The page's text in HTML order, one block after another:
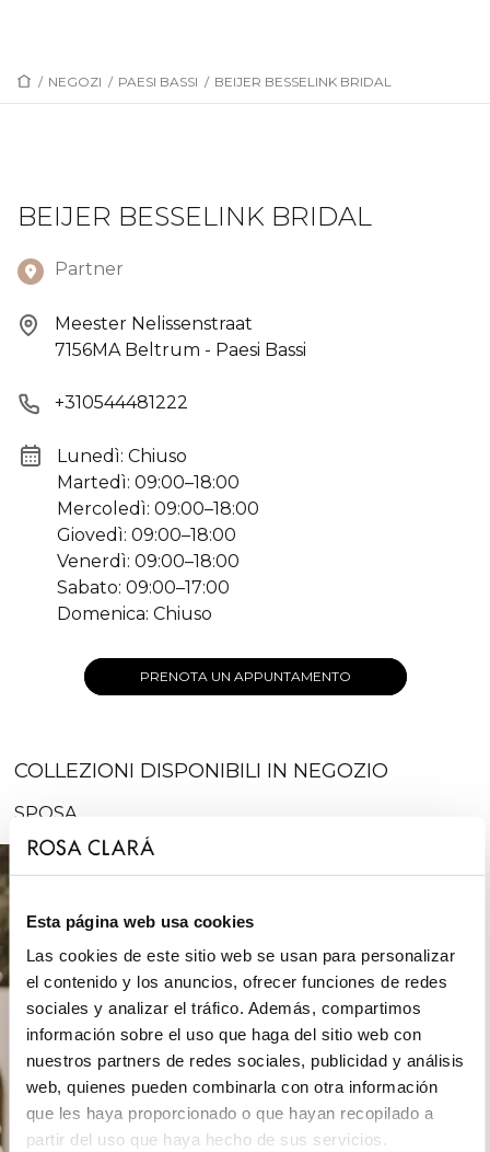
Esta página web usa cookies
Las cookies de este sitio web se usan para personalizar
el contenido y los anuncios, ofrecer funciones de redes
sociales y analizar el tráfico. Además, compartimos
información sobre el uso que haga del sitio web con
nuestros partners de redes sociales, publicidad y análisis
web, quienes pueden combinarla con otra información
que les haya proporcionado o que hayan recopilado a
partir del uso que haya hecho de sus servicios.
/ NEGOZI / PAESI BASSI / BEIJER BESSELINK BRIDAL
BEIJER BESSELINK BRIDAL
Partner
Meester Nelissenstraat
7156MA Beltrum - Paesi Bassi
+310544481222
Lunedì: Chiuso
Martedì: 09:00–18:00
Mercoledì: 09:00–18:00
Giovedì: 09:00–18:00
Venerdì: 09:00–18:00
Sabato: 09:00–17:00
Domenica: Chiuso
PRENOTA UN APPUNTAMENTO
COLLEZIONI DISPONIBILI IN NEGOZIO
SPOSA